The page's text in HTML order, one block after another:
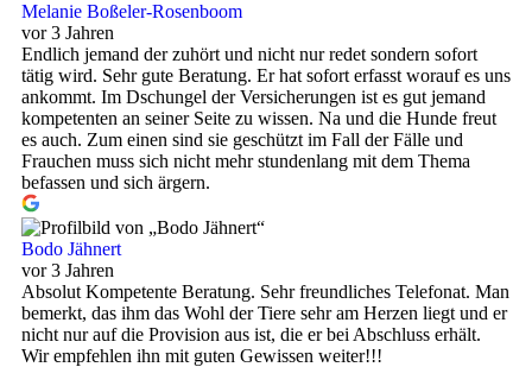
Melanie Boßeler-Rosenboom
vor 3 Jahren
Endlich jemand der zuhört und nicht nur redet sondern sofort
tätig wird. Sehr gute Beratung. Er hat sofort erfasst worauf es uns
ankommt. Im Dschungel der Versicherungen ist es gut jemand
kompetenten an seiner Seite zu wissen. Na und die Hunde freut
es auch. Zum einen sind sie geschützt im Fall der Fälle und
Frauchen muss sich nicht mehr stundenlang mit dem Thema
befassen und sich ärgern.
Bodo Jähnert
vor 3 Jahren
Absolut Kompetente Beratung. Sehr freundliches Telefonat. Man
bemerkt, das ihm das Wohl der Tiere sehr am Herzen liegt und er
nicht nur auf die Provision aus ist, die er bei Abschluss erhält.
Wir empfehlen ihn mit guten Gewissen weiter!!!